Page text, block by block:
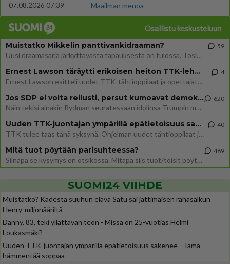
07.08.2026 07:39
Maailman menoa
Osallistu keskusteluun
Muistatko Mikkelin panttivankidraaman?
Uusi draamasarja järkyttävästä tapauksesta on tulossa. Tositapahtumiin perustuva sarja ammentaa vuoden 1986 Mikkelin pan
59
Ernest Lawson täräytti erikoisen heiton TTK-lehdistötilaisuudessa: " Onko tässä tarkoituksena...?"
Ernest Lawson esitteli uudet TTK-tähtioppilaat ja opettajat torstaina 6.8. lehdistölle. Tulevalla kaudella on yksi hausk
4
Jos SDP ei voita reilusti, persut kumoavat demokratian Suomesta
Näin tekisi ainakin Rydman seuratessaan idolinsa Trumpin mallia https://www.is.fi/politiikka/art-2000012187244.html
620
Uuden TTK-juontajan ympärillä epätietoisuus sakenee - Nyt MTV hämmentää soppaa
TTK tulee taas tänä syksynä. Ohjelman uudet tähtioppilaat julkistetaan torstaina 6. elokuuta klo 14 alkavassa lehdistö
40
Mitä tuot pöytään parisuhteessa?
Siinäpä se kysymys on otsikossa. Mitäpä siis tuot/toisit pöytään parisuhteessa? Oletko mies vai nainen? Koetko sen mitä
469
SUOMI24 VIIHDE
Muistatko? Kädestä suuhun elävä Satu sai jättimäisen rahasalkun
Henry-miljonääriltä
Danny, 83, teki yllättävän teon - Missä on 25-vuotias Helmi
Loukasmäki?
Uuden TTK-juontajan ympärillä epätietoisuus sakenee - Tämä
hämmentää soppaa